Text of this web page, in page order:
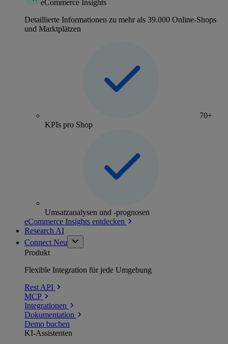
eCommerce Insights
Detaillierte Informationen zu mehr als 39.000 Online-Shops
und Marktplätzen
70+
KPIs pro Shop
Umsatzanalysen und -prognosen
eCommerce Insights entdecken
Research AI
Connect Neu
Produkt
Flexible Integration für jede Umgebung
Rest API
MCP
Integrationen
Dokumentation
Demo buchen
KI-Assistenten